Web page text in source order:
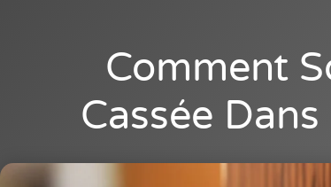
Comment
Cassée